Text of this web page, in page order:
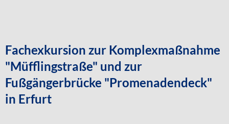
Fachexkursion zur Komplexmaßnahme
"Müfflingstraße" und zur
Fußgängerbrücke "Promenadendeck"
in Erfurt